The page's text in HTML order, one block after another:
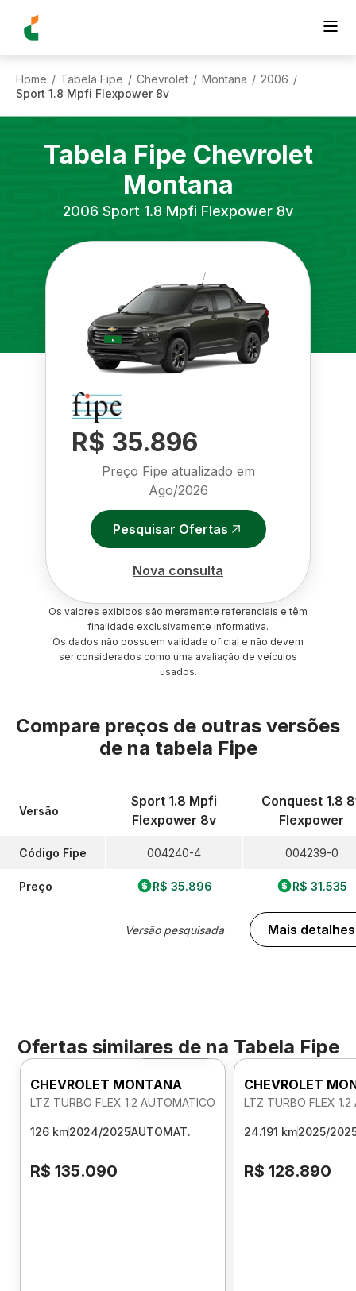
Home / Tabela Fipe / Chevrolet / Montana / 2006 /
Sport 1.8 Mpfi Flexpower 8v
Tabela Fipe Chevrolet
Montana
2006 Sport 1.8 Mpfi Flexpower 8v
R$ 35.896
Preço Fipe atualizado em
Ago/2026
Pesquisar Ofertas
Nova consulta
Os valores exibidos são meramente referenciais e têm
finalidade exclusivamente informativa.
Os dados não possuem validade oficial e não devem
ser considerados como uma avaliação de veículos
usados.
Compare preços de outras versões
de na tabela Fipe
Versão
Código Fipe
Preço
Sport 1.8 Mpfi
Flexpower 8v
004240-4
R$ 35.896
Versão pesquisada
Conquest 1.8
Flexpower
004239-0
R$ 31.535
Mais detalhes
Ofertas similares de na Tabela Fipe
Foto 360º
CHEVROLET MONTANA
LTZ TURBO FLEX 1.2 AUTOMATICO
126 km2024/2025AUTOMAT.
R$ 135.090
CHEVROLET
LTZ TURBO FLEX
24.191 km2025/
R$ 128.890